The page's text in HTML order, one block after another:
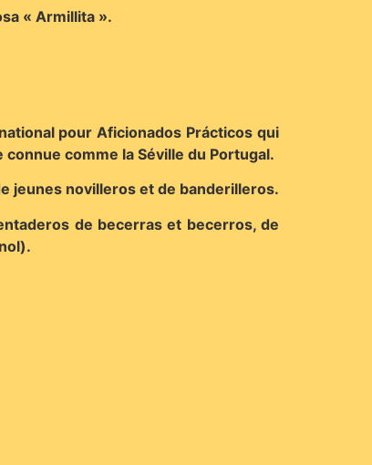
« Armillita ».
pour Aficionados Prácticos qui
comme la Séville du Portugal.
jeunes novilleros et de banderilleros.
de becerras et becerros, de